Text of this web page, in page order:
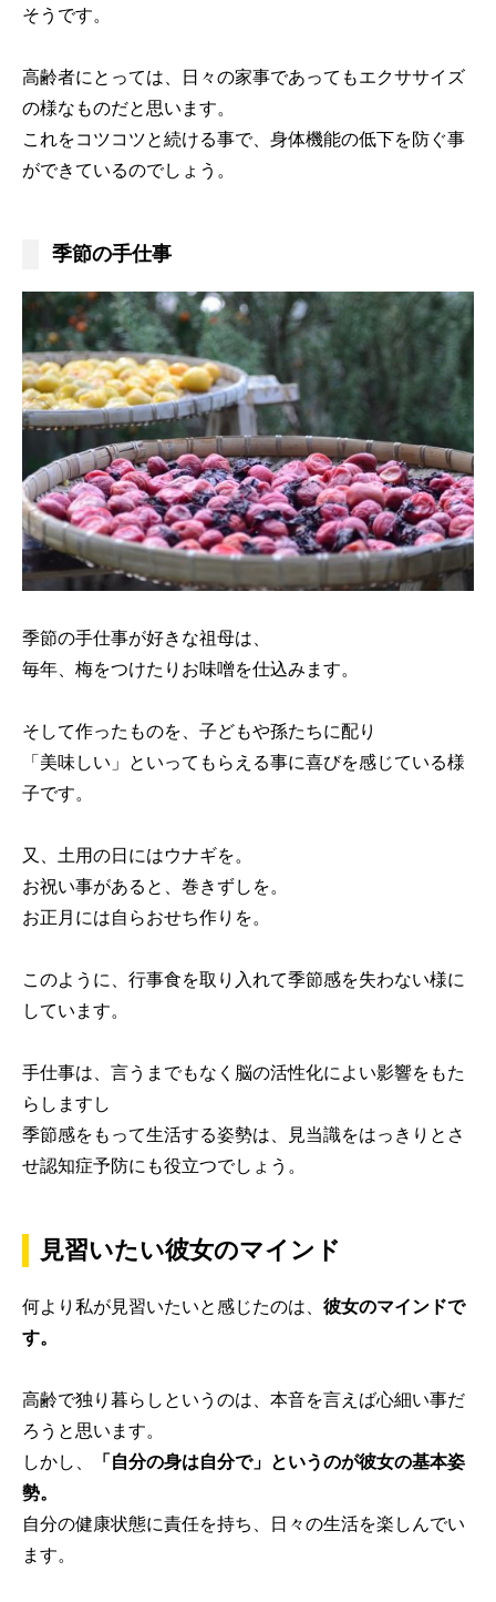
そうです。
高齢者にとっては、日々の家事であってもエクササイズ
の様なものだと思います。
これをコツコツと続ける事で、身体機能の低下を防ぐ事
ができているのでしょう。
季節の手仕事
季節の手仕事が好きな祖母は、
毎年、梅をつけたりお味噌を仕込みます。
そして作ったものを、子どもや孫たちに配り
「美味しい」といってもらえる事に喜びを感じている様
子です。
又、土用の日にはウナギを。
お祝い事があると、巻きずしを。
お正月には自らおせち作りを。
このように、行事食を取り入れて季節感を失わない様に
しています。
手仕事は、言うまでもなく脳の活性化によい影響をもた
らしますし
季節感をもって生活する姿勢は、見当識をはっきりとさ
せ認知症予防にも役立つでしょう。
見習いたい彼女のマインド
何より私が見習いたいと感じたのは、 彼女のマインドで
す。
高齢で独り暮らしというのは、本音を言えば心細い事だ
ろうと思います。
しかし、
「自分の身は自分で」というのが彼女の基本姿
勢。
自分の健康状態に責任を持ち、日々の生活を楽しんでい
ます。